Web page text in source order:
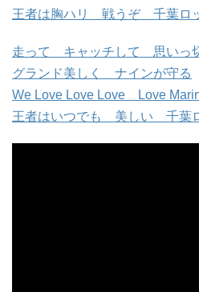
王者は胸ハリ 戦うぞ 千葉ロ
走って キャッチして 思いっ
グランド美しく ナインが守る
We Love Love Love Love
王者はいつでも 美しい 千葉